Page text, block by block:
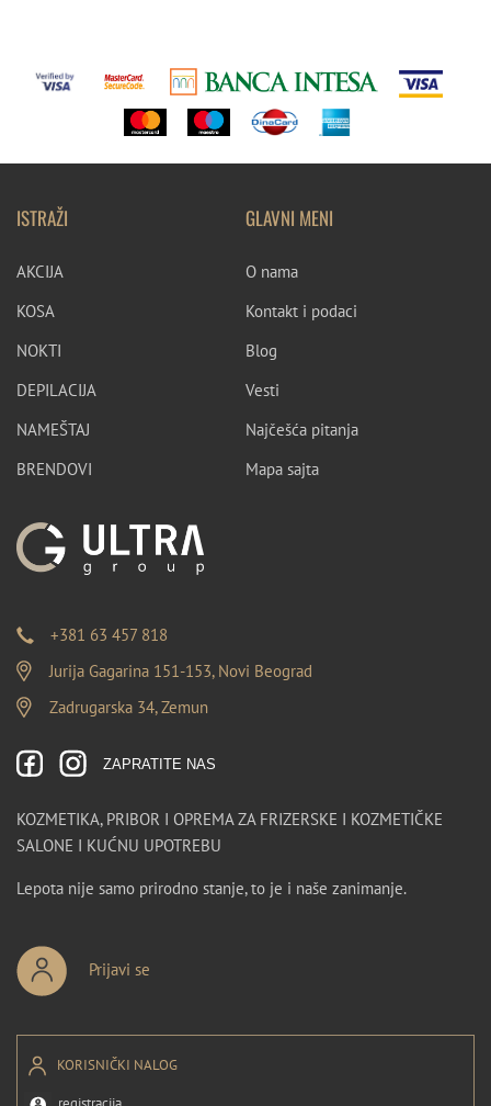
ISTRAŽI
AKCIJA
KOSA
NOKTI
DEPILACIJA
NAMEŠTAJ
BRENDOVI
GLAVNI MENI
O nama
Kontakt i podaci
Blog
Vesti
Najčešća pitanja
Mapa sajta
+381 63 457 818
Jurija Gagarina 151-153, Novi Beograd
Zadrugarska 34, Zemun
ZAPRATITE NAS
KOZMETIKA, PRIBOR I OPREMA ZA FRIZERSKE I KOZMETIČKE
SALONE I KUĆNU UPOTREBU
Lepota nije samo prirodno stanje, to je i naše zanimanje.
Prijavi se
KORISNIČKI NALOG